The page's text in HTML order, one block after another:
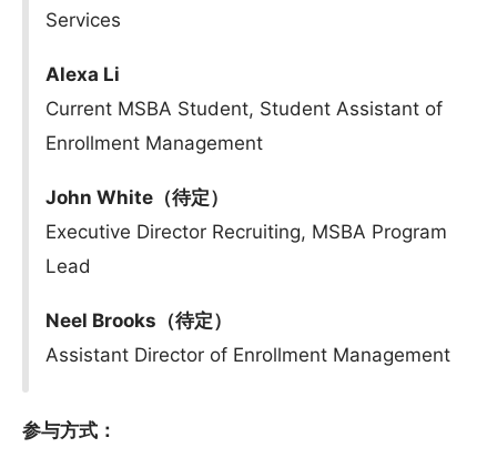
Services
Alexa Li
Current MSBA Student, Student Assistant of
Enrollment Management
John White（待定）
Executive Director Recruiting, MSBA Program
Lead
Neel Brooks（待定）
Assistant Director of Enrollment Management
参与方式：